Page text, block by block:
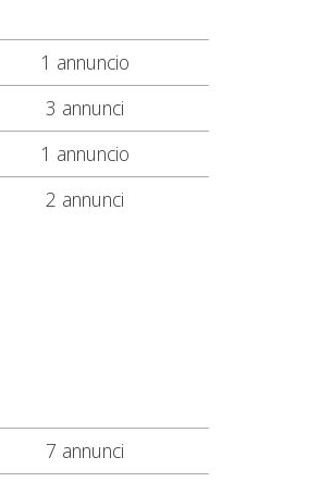
1 annuncio
3 annunci
1 annuncio
2 annunci
7 annunci